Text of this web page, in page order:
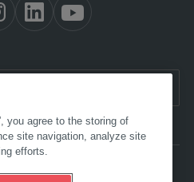
you agree to the storing of
site navigation, analyze site
efforts.